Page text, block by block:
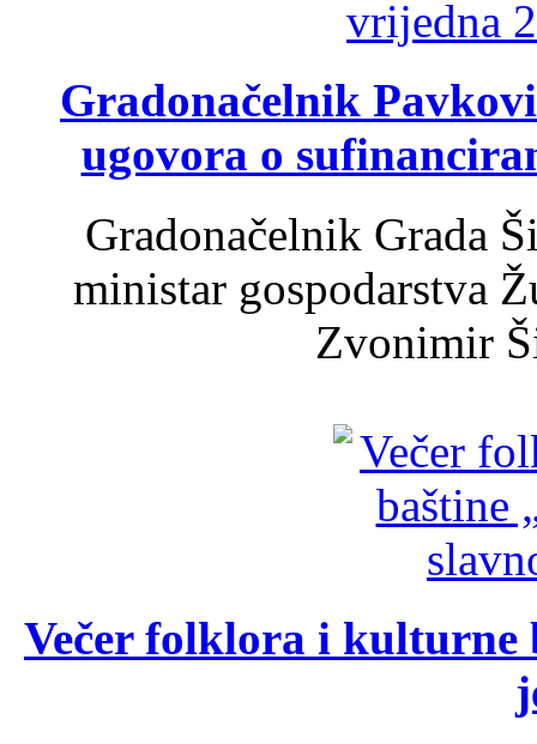
Gradonačelnik
ugovora o
Gradonačelnik Grada
ministar gospodarstva
Zvonimir
Večer folklora i kulturne